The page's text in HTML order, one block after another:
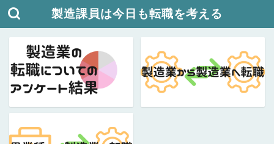
製造課員は今日も転職を考える